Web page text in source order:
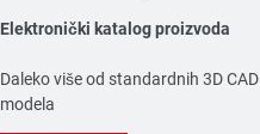
Elektronički katalog proizvoda
Daleko više od standardnih 3D CAD
modela